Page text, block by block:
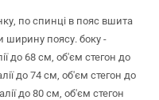
по спинці в пояс вшита
ширину поясу. боку -
до 68 см, об'єм стегон до
до 74 см, об'єм стегон до
до 80 см, об'єм стегон